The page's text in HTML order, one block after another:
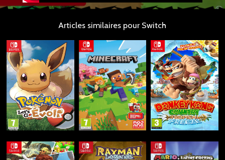
Articles similaires pour Switch